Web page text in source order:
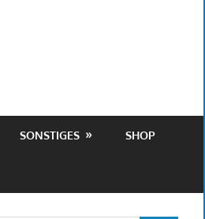
SONSTIGES SHOP